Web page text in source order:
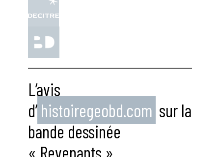
L’avis
d’ histoiregeobd.com sur la
bande dessinée
« Revenants »